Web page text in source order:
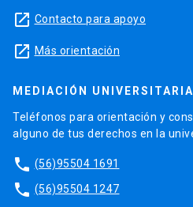
launch Contacto para apoyo
launch Más orientación
MEDIACIÓN UNIVERSITARIA
Teléfonos para orientación y
alguno de tus derechos en la
phone (56)95504 1691
phone (56)95504 1247